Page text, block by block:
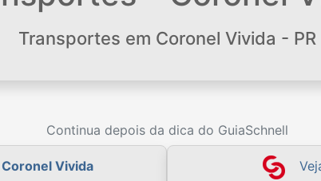
Transportes em Coronel Vivida - PR
Continua depois da dica do GuiaSchnell
Vivida